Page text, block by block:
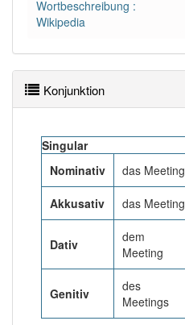
Wortbeschreibung :
Wikipedia
Konjunktion
Singular
Nominativ
das Meeting
Akkusativ das Meeting
Dativ
dem
Meeting
Genitiv
des
Meetings